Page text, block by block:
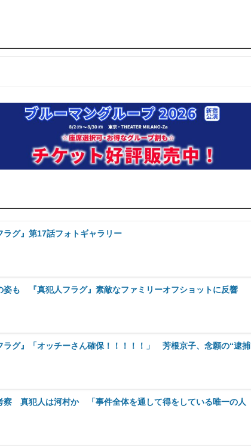
ラグ』第17話フォトギャラリー
姿も 『真犯人フラグ』素敵なファミリーオフショットに反響
ラグ』「オッチーさん確保！！！！！」 芳根京子、念願の“逮捕
察 真犯人は河村か 「事件全体を通して得をしている唯一の人